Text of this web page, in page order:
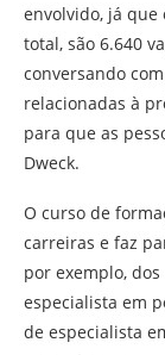
envolvido, já
total, são 6.640
conversando
relacionadas à
para que as
Dweck.
O curso de
carreiras e faz
por exemplo,
especialista em
de especialista